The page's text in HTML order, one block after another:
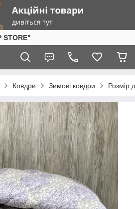
STORE"
Ковдри Зимові ковдри Розмір